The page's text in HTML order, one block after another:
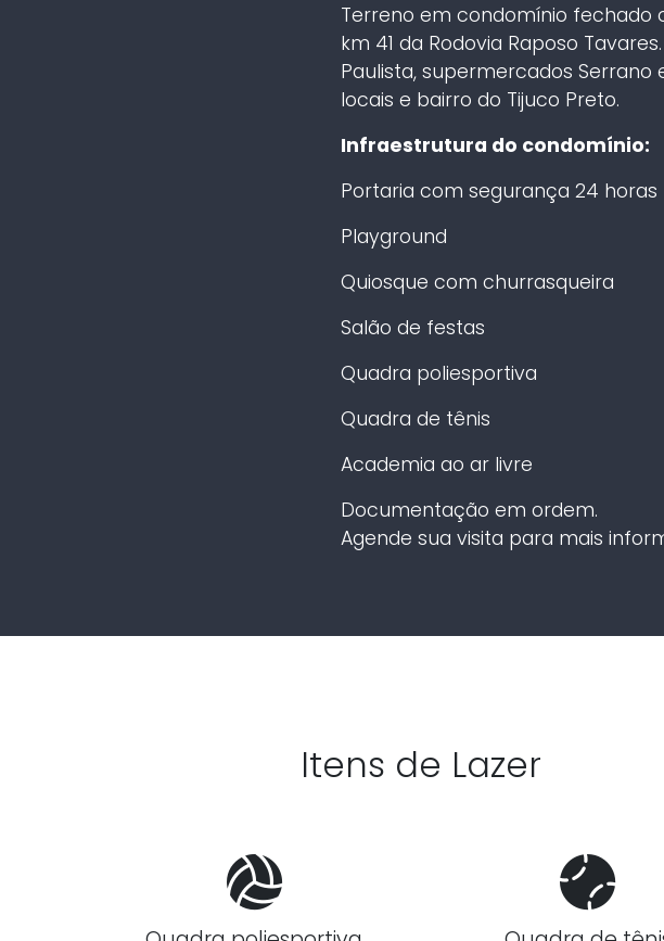
Terreno em condomínio fechado
km 41 da Rodovia Raposo
Paulista, supermercados Serrano
locais e bairro do Tijuco Preto.
Infraestrutura do condomínio:
Portaria com segurança 24 horas
Playground
Quiosque com churrasqueira
Salão de festas
Quadra poliesportiva
Quadra de tênis
Academia ao ar livre
Documentação em ordem.
Agende sua visita para mais
Itens de Lazer